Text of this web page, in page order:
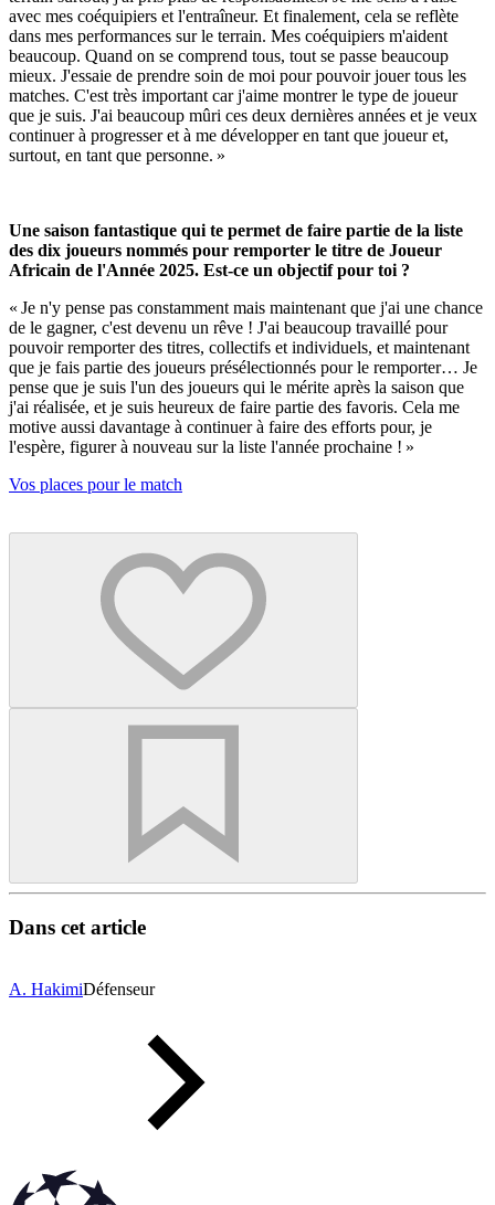
avec mes coéquipiers et l'entraîneur. Et finalement, cela se reflète
dans mes performances sur le terrain. Mes coéquipiers m'aident
beaucoup. Quand on se comprend tous, tout se passe beaucoup
mieux. J'essaie de prendre soin de moi pour pouvoir jouer tous les
matches. C'est très important car j'aime montrer le type de joueur
que je suis. J'ai beaucoup mûri ces deux dernières années et je veux
continuer à progresser et à me développer en tant que joueur et,
surtout, en tant que personne. »
Une saison fantastique qui te permet de faire partie de la liste
des dix joueurs nommés pour remporter le titre de Joueur
Africain de l'Année 2025. Est-ce un objectif pour toi ?
« Je n'y pense pas constamment mais maintenant que j'ai une chance
de le gagner, c'est devenu un rêve ! J'ai beaucoup travaillé pour
pouvoir remporter des titres, collectifs et individuels, et maintenant
que je fais partie des joueurs présélectionnés pour le remporter… Je
pense que je suis l'un des joueurs qui le mérite après la saison que
j'ai réalisée, et je suis heureux de faire partie des favoris. Cela me
motive aussi davantage à continuer à faire des efforts pour, je
l'espère, figurer à nouveau sur la liste l'année prochaine ! »
Vos places pour le match
Dans cet article
A. HakimiDéfenseur